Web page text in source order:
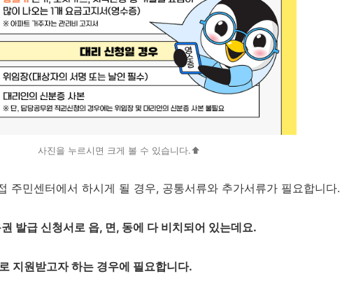
사진을 누르시면 크게 볼 수 있습니다.⬆️
주민센터에서 하시게 될 경우, 공통서류와 추가서류가 필요합니다.
발급 신청서로 읍, 면, 동에 다 비치되어 있는데요.
지원받고자 하는 경우에 필요합니다.